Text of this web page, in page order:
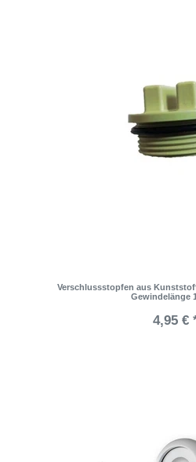
Verschlussstopfen aus
Gewindelänge
4,95 €